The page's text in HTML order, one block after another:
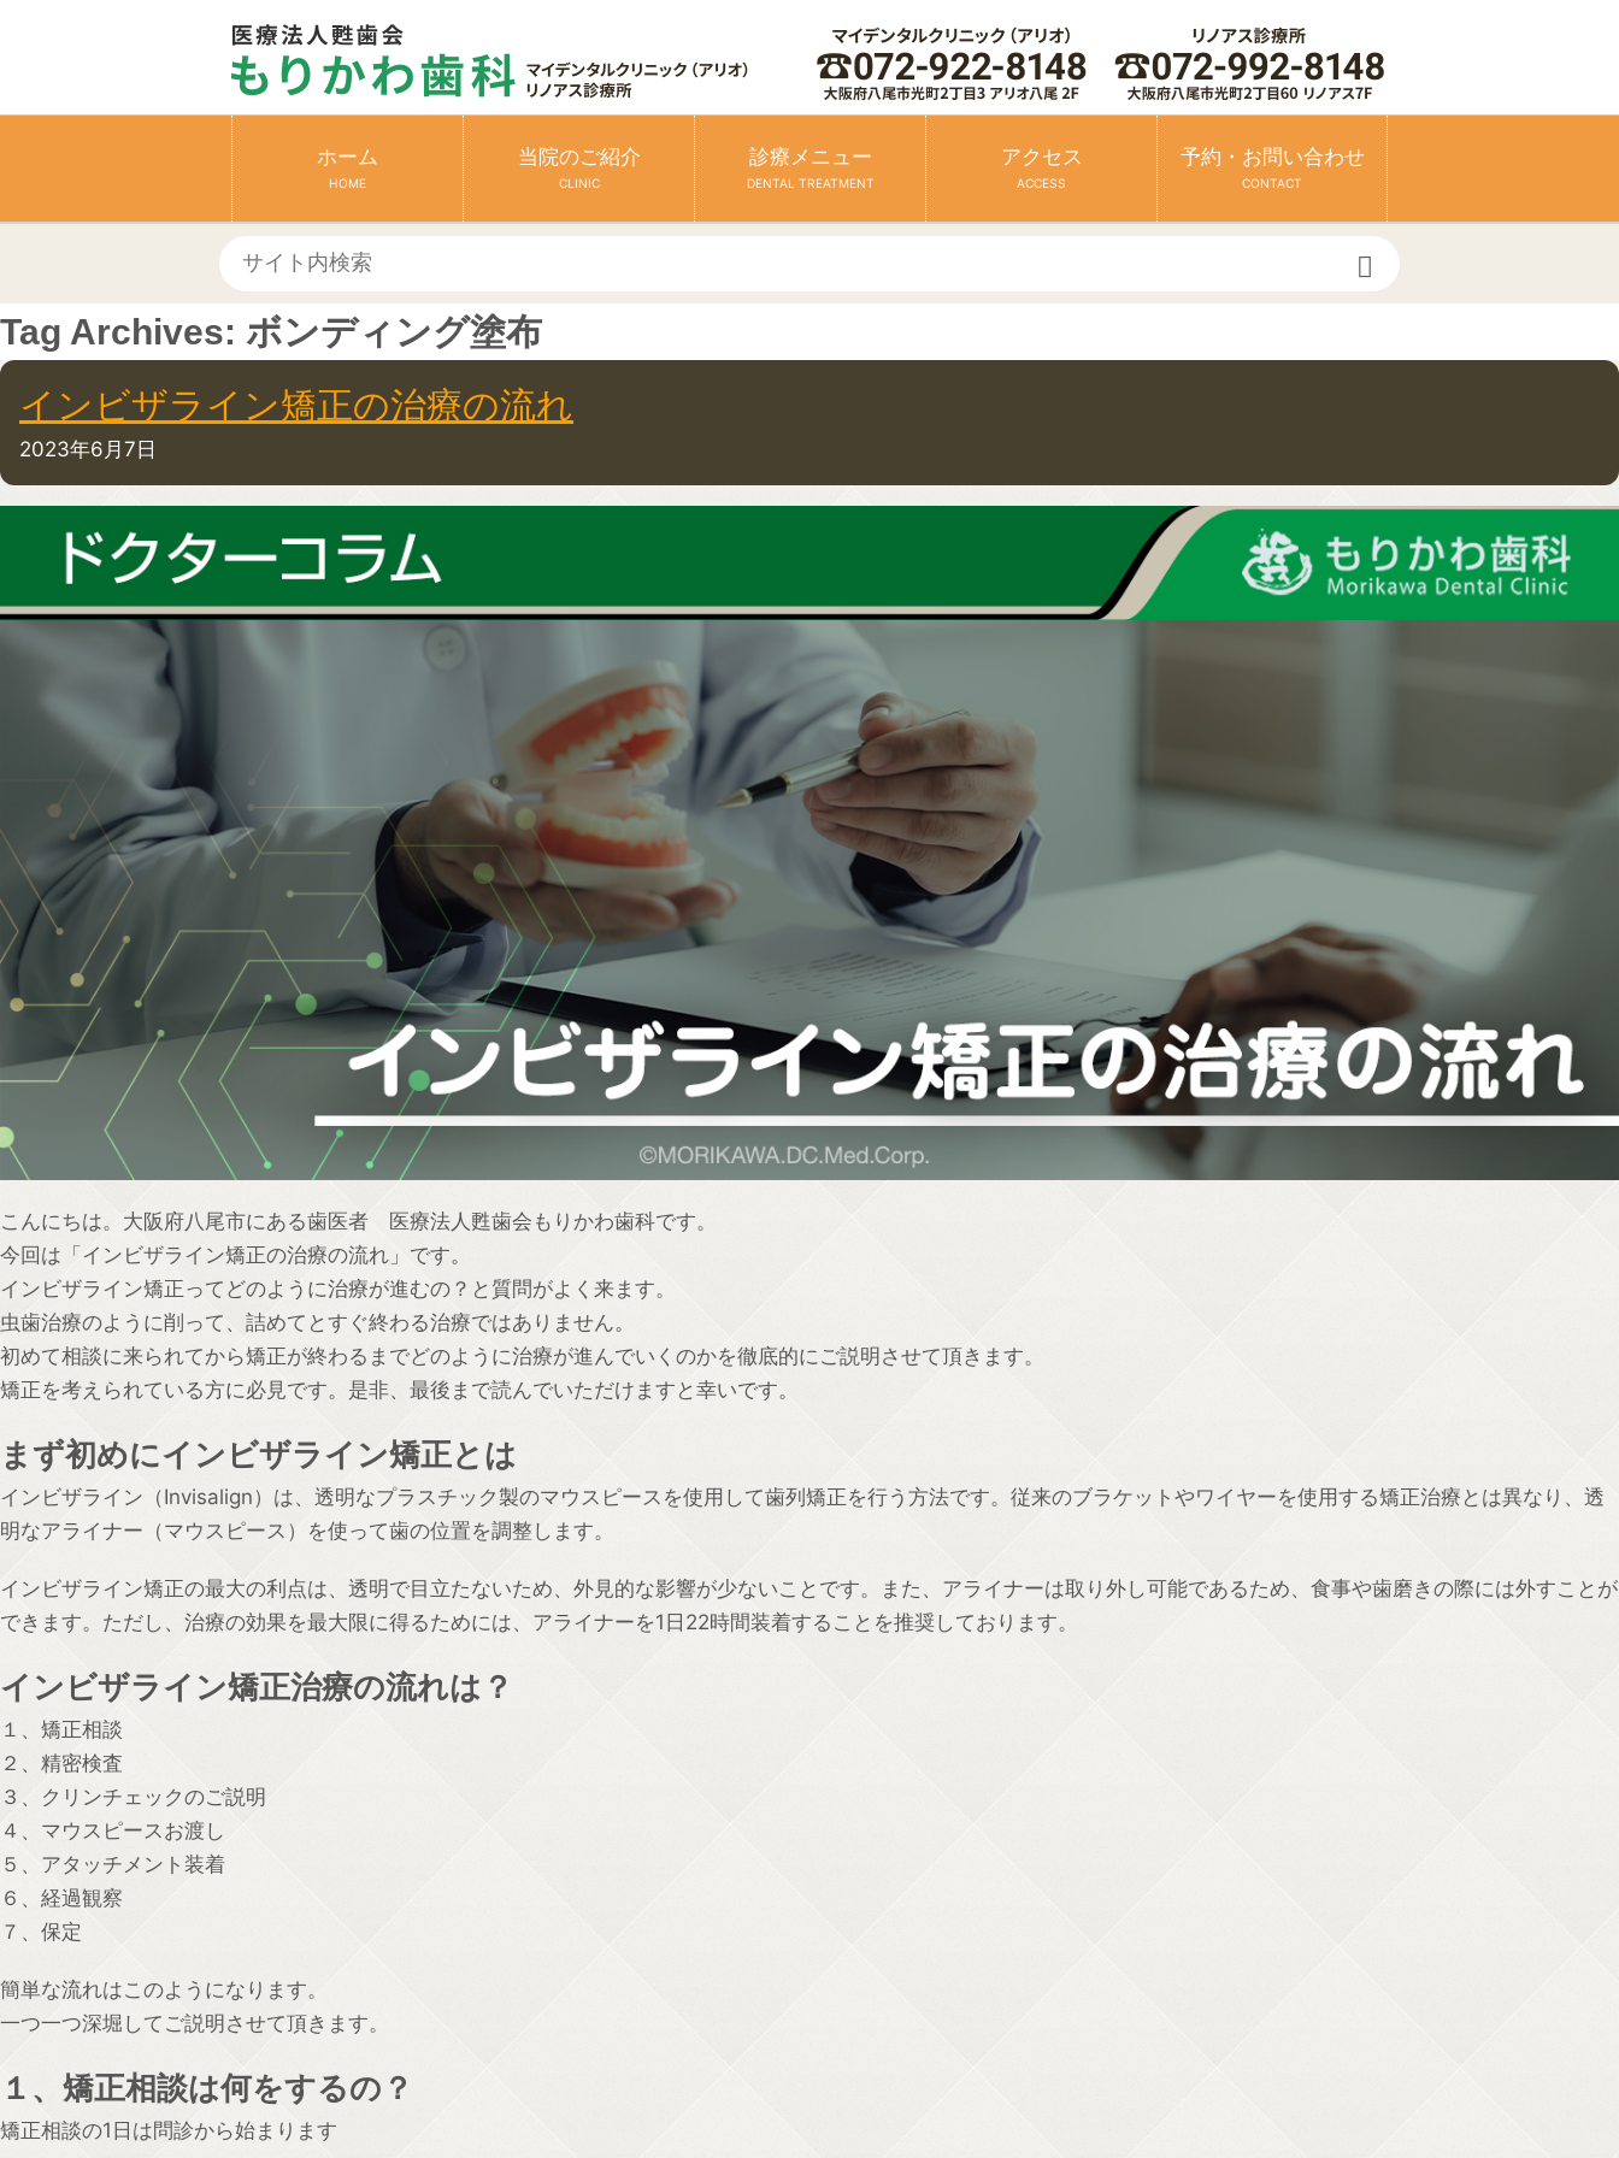
ホーム
HOME
当院のご紹介
CLINIC
診療メニュー
DENTAL TREATMENT
アクセス
ACCESS
予約・お問い合わせ
CONTACT
Tag Archives: ボンディング塗布
インビザライン矯正の治療の流れ
2023年6月7日
こんにちは。大阪府八尾市にある歯医者 医療法人甦歯会もりかわ歯科です。
今回は「インビザライン矯正の治療の流れ」です。
インビザライン矯正ってどのように治療が進むの？と質問がよく来ます。
虫歯治療のように削って、詰めてとすぐ終わる治療ではありません。
初めて相談に来られてから矯正が終わるまでどのように治療が進んでいくのかを徹底的にご説明させて頂きます。
矯正を考えられている方に必見です。是非、最後まで読んでいただけますと幸いです。
まず初めにインビザライン矯正とは
インビザライン（Invisalign）は、透明なプラスチック製のマウスピースを使用して歯列矯正を行う方法です。従来のブラケットやワイヤーを使用する矯正治療とは異なり、透
明なアライナー（マウスピース）を使って歯の位置を調整します。
インビザライン矯正の最大の利点は、透明で目立たないため、外見的な影響が少ないことです。また、アライナーは取り外し可能であるため、食事や歯磨きの際には外すことが
できます。ただし、治療の効果を最大限に得るためには、アライナーを1日22時間装着することを推奨しております。
インビザライン矯正治療の流れは？
１、矯正相談
２、精密検査
３、クリンチェックのご説明
４、マウスピースお渡し
５、アタッチメント装着
６、経過観察
７、保定
簡単な流れはこのようになります。
一つ一つ深堀してご説明させて頂きます。
１、矯正相談は何をするの？
矯正相談の1日は問診から始まります